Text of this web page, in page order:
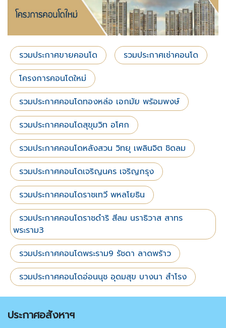
รวมประกาศขายคอนโด
รวมประกาศเช่าคอนโด
โครงการคอนโดใหม่
รวมประกาศคอนโดทองหล่อ เอกมัย พร้อมพงษ์
รวมประกาศคอนโดสุขุมวิท อโศก
รวมประกาศคอนโดหลังสวน วิทยุ เพลินจิต ชิดลม
รวมประกาศคอนโดเจริญนคร เจริญกรุง
รวมประกาศคอนโดราชเทวี พหลโยธิน
รวมประกาศคอนโดราชดำริ สีลม นราธิวาส สาทร
พระราม3
รวมประกาศคอนโดพระราม9 รัชดา ลาดพร้าว
รวมประกาศคอนโดอ่อนนุช อุดมสุข บางนา สำโรง
ประกาศอสังหาฯ